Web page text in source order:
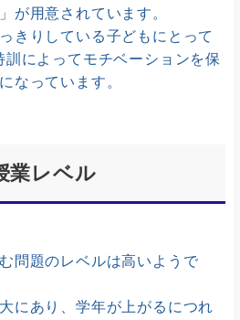
が用意されています。
きりしている子どもにとって
訓によってモチベーションを保
なっています。
レベル
問題のレベルは高いようで
にあり、学年が上がるにつれ